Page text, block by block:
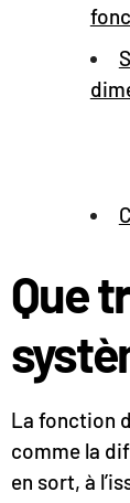
Que
La fonction
comme la
en sort, à